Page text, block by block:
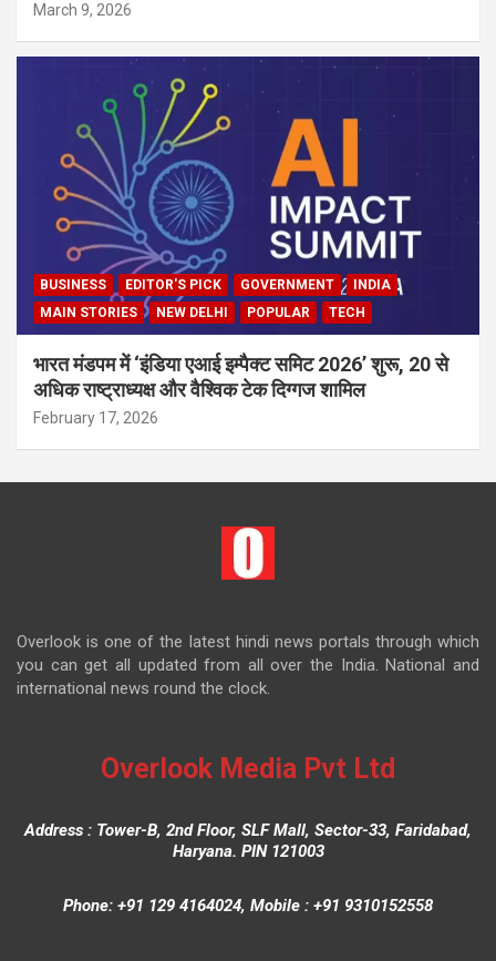
March 9, 2026
BUSINESS EDITOR'S PICK GOVERNMENT
INDIA
MAIN STORIES
NEW DELHI POPULAR TECH
भारत मंडपम में ‘इंडिया एआई इम्पैक्ट समिट 2026’ शुरू, 20 से
अधिक राष्ट्राध्यक्ष और वैश्विक टेक दिग्गज शामिल
February 17, 2026
Overlook is one of the latest hindi news portals through which
you can get all updated from all over the India. National and
international news round the clock.
Overlook Media Pvt Ltd
Address : Tower-B, 2nd Floor, SLF Mall, Sector-33, Faridabad,
Haryana. PIN 121003
Phone: +91 129 4164024, Mobile : +91 9310152558